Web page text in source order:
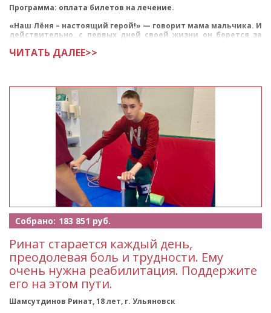
Программа: оплата билетов на лечение.
«Наш Лёня – настоящий герой!» — говорит мама мальчика. И
действительно, с первых дней своей жизни он борется за
<
ЧИТАТЬ ДАЛЕЕ>>
Собрано: 183 851 руб.
Ринат старается каждый день,
преодолевая боль и трудности. Ему
очень нужна реабилитация. Поддержите
его на этом пути.
Шамсутдинов Ринат, 18 лет, г. Ульяновск